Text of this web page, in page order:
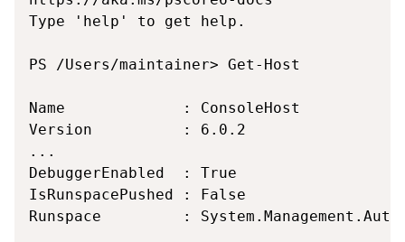
Runspace         :